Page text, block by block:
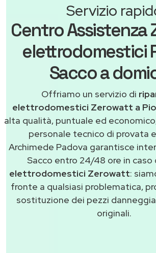
Servizio
Centro Assistenza
elettrodomestici
Sacco a
Offriamo un servizio di
elettrodomestici Zerowatt a
alta qualità, puntuale ed
personale tecnico di provata
Archimede Padova garantisce
Sacco entro 24/48 ore in caso
elettrodomestici Zerowatt:
fronte a qualsiasi problematica,
sostituzione dei pezzi
originali.